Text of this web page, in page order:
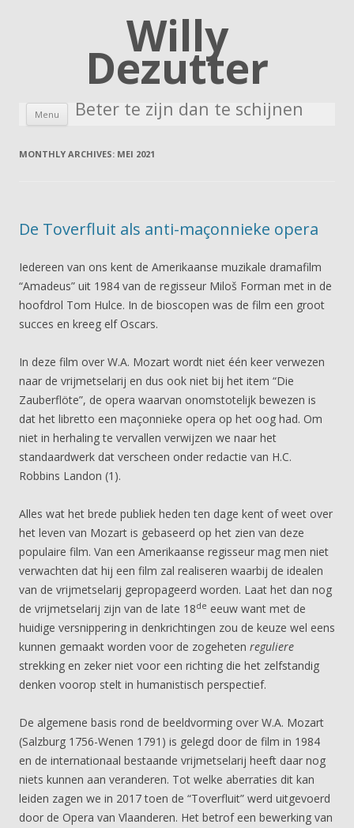
Willy
Dezutter
Beter te zijn dan te schijnen
Menu Skip to content
MONTHLY ARCHIVES: MEI 2021
De Toverfluit als anti-maçonnieke opera
Iedereen van ons kent de Amerikaanse muzikale dramafilm
“Amadeus” uit 1984 van de regisseur Miloš Forman met in de
hoofdrol Tom Hulce. In de bioscopen was de film een groot
succes en kreeg elf Oscars.
In deze film over W.A. Mozart wordt niet één keer verwezen
naar de vrijmetselarij en dus ook niet bij het item “Die
Zauberflöte”, de opera waarvan onomstotelijk bewezen is
dat het libretto een maçonnieke opera op het oog had. Om
niet in herhaling te vervallen verwijzen we naar het
standaardwerk dat verscheen onder redactie van H.C.
Robbins Landon (1).
Alles wat het brede publiek heden ten dage kent of weet over
het leven van Mozart is gebaseerd op het zien van deze
populaire film. Van een Amerikaanse regisseur mag men niet
verwachten dat hij een film zal realiseren waarbij de idealen
van de vrijmetselarij gepropageerd worden. Laat het dan nog
de vrijmetselarij zijn van de late 18de eeuw want met de
huidige versnippering in denkrichtingen zou de keuze wel eens
kunnen gemaakt worden voor de zogeheten reguliere
strekking en zeker niet voor een richting die het zelfstandig
denken voorop stelt in humanistisch perspectief.
De algemene basis rond de beeldvorming over W.A. Mozart
(Salzburg 1756-Wenen 1791) is gelegd door de film in 1984
en de internationaal bestaande vrijmetselarij heeft daar nog
niets kunnen aan veranderen. Tot welke aberraties dit kan
leiden zagen we in 2017 toen de “Toverfluit” werd uitgevoerd
door de Opera van Vlaanderen. Het betrof een bewerking van